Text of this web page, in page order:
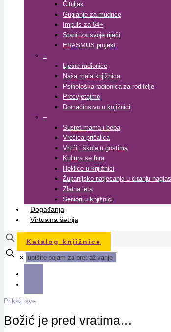
Čituljak
Guglanje za mudrice
Impuls za 54+
Stani iza svoje riječi
ERASMUS projekt
–
Ljetne radionice
Naša mala knjižnica
Psihološka radionica za roditelje
Procvjetajmo
Domaćinstvo u knjižnici
–
Susret mama i beba
Vrećica pričalica
Vrtići i škole u gostima
Kultura se fura
Heklice u knjižnici
Županijsko natjecanje u čitanju naglas
Zlatna leta
Seniori u knjižnici
Događanja
Virtualna šetnja
Katalog knjižnice
✕
Prikaži sve
Božić je pred vratima…